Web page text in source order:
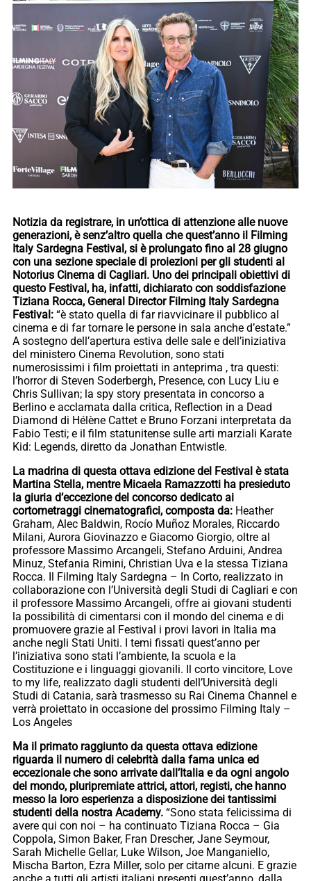
Notizia da registrare, in un’ottica di attenzione alle nuove
generazioni, è senz’altro quella che quest’anno il Filming
Italy Sardegna Festival, si è prolungato fino al 28 giugno
con una sezione speciale di proiezioni per gli studenti al
Notorius Cinema di Cagliari. Uno dei principali obiettivi di
questo Festival, ha, infatti, dichiarato con soddisfazione
Tiziana Rocca, General Director Filming Italy Sardegna
Festival: “è stato quella di far riavvicinare il pubblico al
cinema e di far tornare le persone in sala anche d’estate.”
A sostegno dell’apertura estiva delle sale e dell’iniziativa
del ministero Cinema Revolution, sono stati
numerosissimi i film proiettati in anteprima , tra questi:
l’horror di Steven Soderbergh, Presence, con Lucy Liu e
Chris Sullivan; la spy story presentata in concorso a
Berlino e acclamata dalla critica, Reflection in a Dead
Diamond di Hélène Cattet e Bruno Forzani interpretata da
Fabio Testi; e il film statunitense sulle arti marziali Karate
Kid: Legends, diretto da Jonathan Entwistle.
La madrina di questa ottava edizione del Festival è stata
Martina Stella, mentre Micaela Ramazzotti ha presieduto
la giuria d’eccezione del concorso dedicato ai
cortometraggi cinematografici, composta da: Heather
Graham, Alec Baldwin, Rocío Muñoz Morales, Riccardo
Milani, Aurora Giovinazzo e Giacomo Giorgio, oltre al
professore Massimo Arcangeli, Stefano Arduini, Andrea
Minuz, Stefania Rimini, Christian Uva e la stessa Tiziana
Rocca. Il Filming Italy Sardegna – In Corto, realizzato in
collaborazione con l’Università degli Studi di Cagliari e con
il professore Massimo Arcangeli, offre ai giovani studenti
la possibilità di cimentarsi con il mondo del cinema e di
promuovere grazie al Festival i provi lavori in Italia ma
anche negli Stati Uniti. I temi fissati quest’anno per
l’iniziativa sono stati l’ambiente, la scuola e la
Costituzione e i linguaggi giovanili. Il corto vincitore, Love
to my life, realizzato dagli studenti dell’Università degli
Studi di Catania, sarà trasmesso su Rai Cinema Channel e
verrà proiettato in occasione del prossimo Filming Italy –
Los Angeles
Ma il primato raggiunto da questa ottava edizione
riguarda il numero di celebrità dalla fama unica ed
eccezionale che sono arrivate dall’Italia e da ogni angolo
del mondo, pluripremiate attrici, attori, registi, che hanno
messo la loro esperienza a disposizione dei tantissimi
studenti della nostra Academy. “Sono stata felicissima di
avere qui con noi – ha continuato Tiziana Rocca – Gia
Coppola, Simon Baker, Fran Drescher, Jane Seymour,
Sarah Michelle Gellar, Luke Wilson, Joe Manganiello,
Mischa Barton, Ezra Miller, solo per citarne alcuni. E grazie
anche a tutti gli artisti italiani presenti quest’anno, dalla